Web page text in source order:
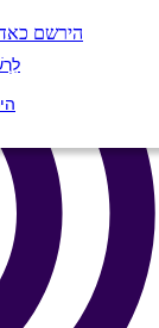
הירשם